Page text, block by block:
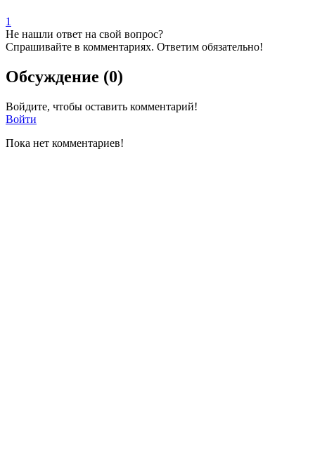
1
Не нашли ответ на свой вопрос?
Спрашивайте в комментариях. Ответим обязательно!
Обсуждение (0)
Войдите, чтобы оставить комментарий!
Войти
Пока нет комментариев!